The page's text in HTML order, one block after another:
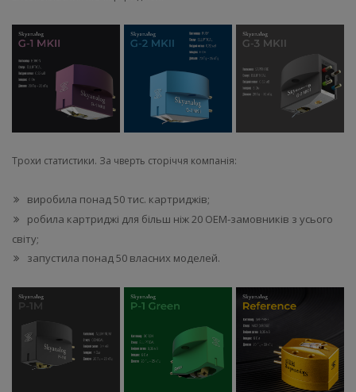
Трохи статистики. За чверть сторіччя компанія:
виробила понад 50 тис. картриджів;
робила картриджі для більш ніж 20 OEM-замовників з усього
світу;
запустила понад 50 власних моделей.